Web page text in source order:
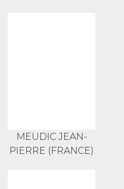
MEUDIC JEAN-
PIERRE (FRANCE)